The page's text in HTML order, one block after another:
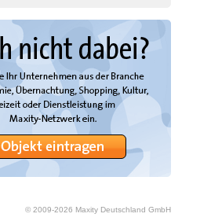
© 2009-2026 Maxity Deutschland GmbH